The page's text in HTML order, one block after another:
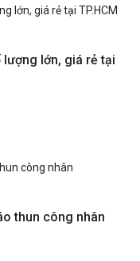
lớn, giá rẻ tại
thun công nhân